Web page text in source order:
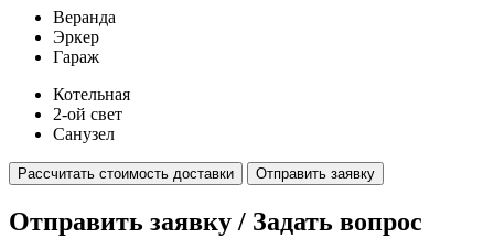
Веранда
Эркер
Гараж
Котельная
2-ой свет
Санузел
Рассчитать стоимость доставки Отправить заявку
Отправить заявку / Задать вопрос